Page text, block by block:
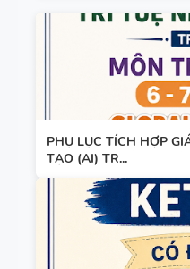
PHỤ LỤC TÍCH HỢP
TẠO (AI) TR...